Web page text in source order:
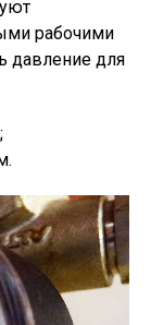
рабочими
давление для